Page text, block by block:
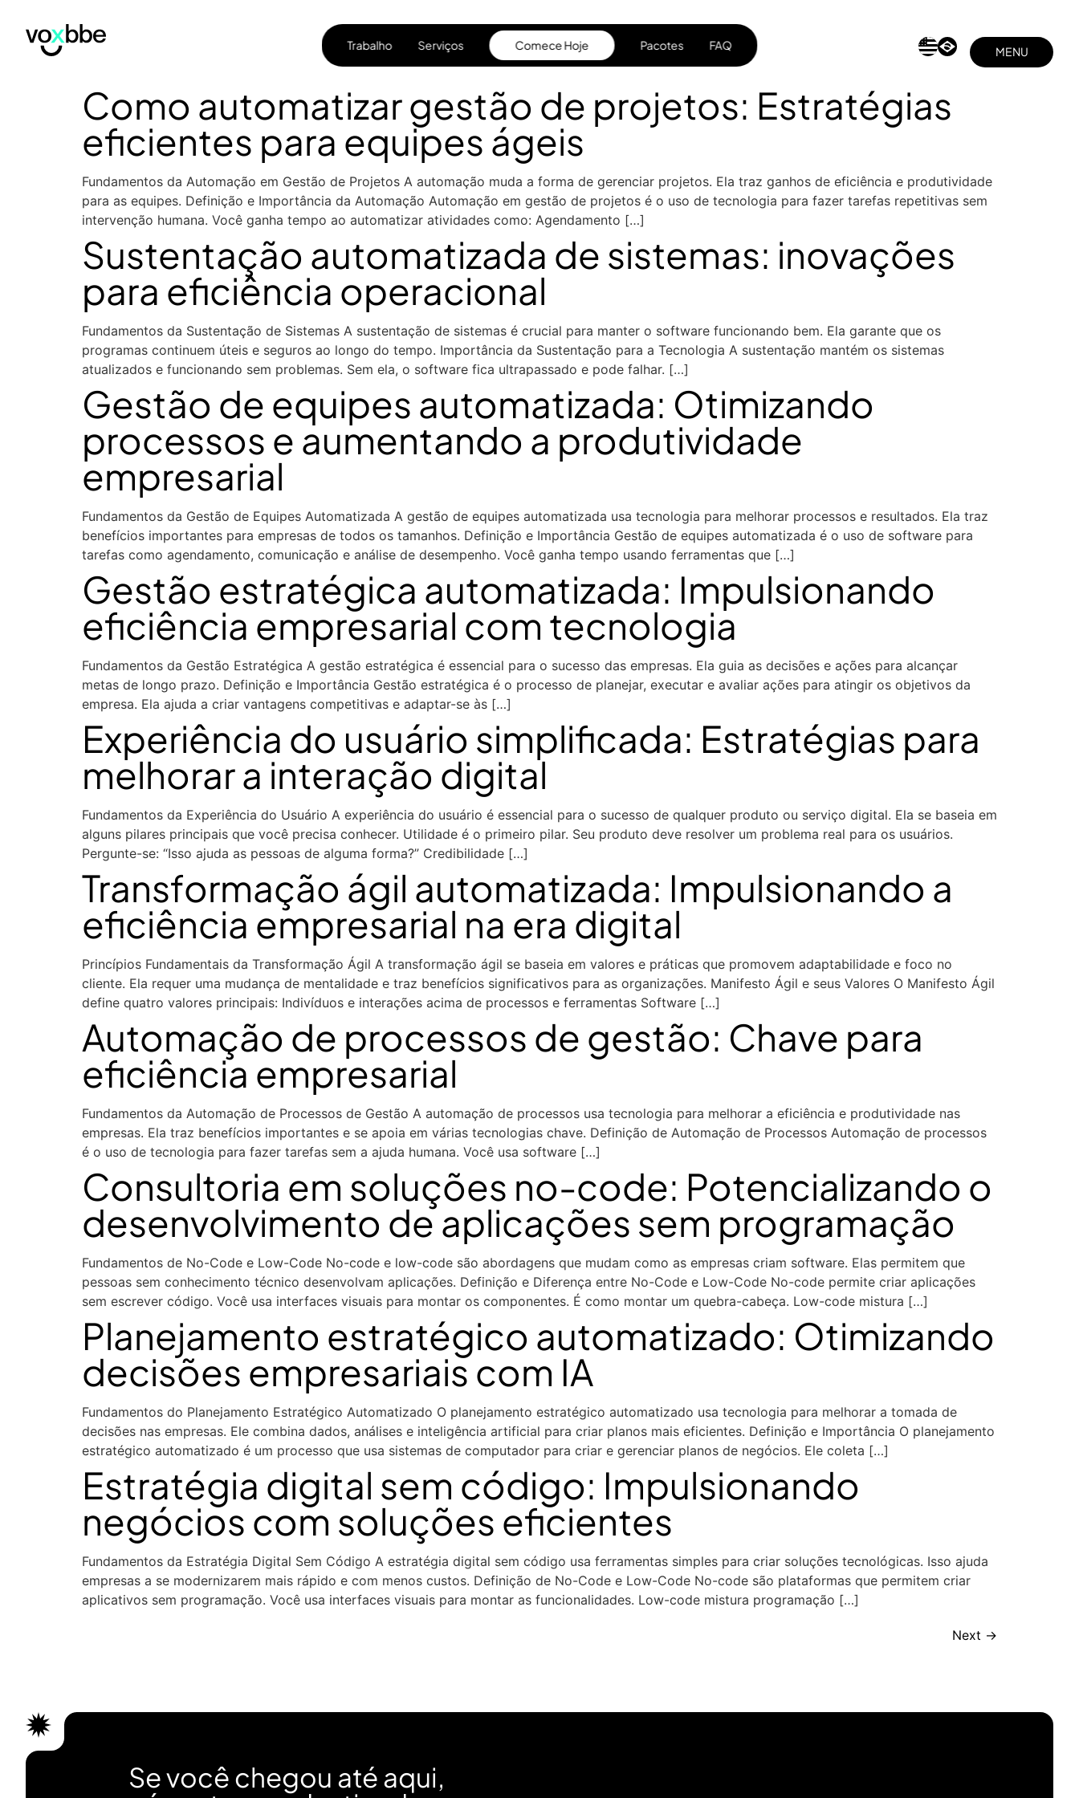
Trabalho
Serviços
Comece Hoje
Comece Hoje
Pacotes
FAQ
MENU
MENU
Como automatizar gestão de projetos: Estratégias
eficientes para equipes ágeis
Fundamentos da Automação em Gestão de Projetos A automação muda a forma de gerenciar projetos. Ela traz ganhos de eficiência e produtividade
para as equipes. Definição e Importância da Automação Automação em gestão de projetos é o uso de tecnologia para fazer tarefas repetitivas sem
intervenção humana. Você ganha tempo ao automatizar atividades como: Agendamento […]
Sustentação automatizada de sistemas: inovações
para eficiência operacional
Fundamentos da Sustentação de Sistemas A sustentação de sistemas é crucial para manter o software funcionando bem. Ela garante que os
programas continuem úteis e seguros ao longo do tempo. Importância da Sustentação para a Tecnologia A sustentação mantém os sistemas
atualizados e funcionando sem problemas. Sem ela, o software fica ultrapassado e pode falhar. […]
Gestão de equipes automatizada: Otimizando
processos e aumentando a produtividade
empresarial
Fundamentos da Gestão de Equipes Automatizada A gestão de equipes automatizada usa tecnologia para melhorar processos e resultados. Ela traz
benefícios importantes para empresas de todos os tamanhos. Definição e Importância Gestão de equipes automatizada é o uso de software para
tarefas como agendamento, comunicação e análise de desempenho. Você ganha tempo usando ferramentas que […]
Gestão estratégica automatizada: Impulsionando
eficiência empresarial com tecnologia
Fundamentos da Gestão Estratégica A gestão estratégica é essencial para o sucesso das empresas. Ela guia as decisões e ações para alcançar
metas de longo prazo. Definição e Importância Gestão estratégica é o processo de planejar, executar e avaliar ações para atingir os objetivos da
empresa. Ela ajuda a criar vantagens competitivas e adaptar-se às […]
Experiência do usuário simplificada: Estratégias para
melhorar a interação digital
Fundamentos da Experiência do Usuário A experiência do usuário é essencial para o sucesso de qualquer produto ou serviço digital. Ela se baseia em
alguns pilares principais que você precisa conhecer. Utilidade é o primeiro pilar. Seu produto deve resolver um problema real para os usuários.
Pergunte-se: “Isso ajuda as pessoas de alguma forma?” Credibilidade […]
Transformação ágil automatizada: Impulsionando a
eficiência empresarial na era digital
Princípios Fundamentais da Transformação Ágil A transformação ágil se baseia em valores e práticas que promovem adaptabilidade e foco no
cliente. Ela requer uma mudança de mentalidade e traz benefícios significativos para as organizações. Manifesto Ágil e seus Valores O Manifesto Ágil
define quatro valores principais: Indivíduos e interações acima de processos e ferramentas Software […]
Automação de processos de gestão: Chave para
eficiência empresarial
Fundamentos da Automação de Processos de Gestão A automação de processos usa tecnologia para melhorar a eficiência e produtividade nas
empresas. Ela traz benefícios importantes e se apoia em várias tecnologias chave. Definição de Automação de Processos Automação de processos
é o uso de tecnologia para fazer tarefas sem a ajuda humana. Você usa software […]
Consultoria em soluções no-code: Potencializando o
desenvolvimento de aplicações sem programação
Fundamentos de No-Code e Low-Code No-code e low-code são abordagens que mudam como as empresas criam software. Elas permitem que
pessoas sem conhecimento técnico desenvolvam aplicações. Definição e Diferença entre No-Code e Low-Code No-code permite criar aplicações
sem escrever código. Você usa interfaces visuais para montar os componentes. É como montar um quebra-cabeça. Low-code mistura […]
Planejamento estratégico automatizado: Otimizando
decisões empresariais com IA
Fundamentos do Planejamento Estratégico Automatizado O planejamento estratégico automatizado usa tecnologia para melhorar a tomada de
decisões nas empresas. Ele combina dados, análises e inteligência artificial para criar planos mais eficientes. Definição e Importância O planejamento
estratégico automatizado é um processo que usa sistemas de computador para criar e gerenciar planos de negócios. Ele coleta […]
Estratégia digital sem código: Impulsionando
negócios com soluções eficientes
Fundamentos da Estratégia Digital Sem Código A estratégia digital sem código usa ferramentas simples para criar soluções tecnológicas. Isso ajuda
empresas a se modernizarem mais rápido e com menos custos. Definição de No-Code e Low-Code No-code são plataformas que permitem criar
aplicativos sem programação. Você usa interfaces visuais para montar as funcionalidades. Low-code mistura programação […]
Next →
Se você chegou até aqui,